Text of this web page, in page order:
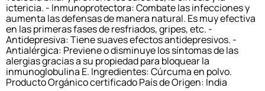
ictericia. - Inmunoprotectora: Combate las infecciones y
aumenta las defensas de manera natural. Es muy efectiva
en las primeras fases de resfriados, gripes, etc. -
Antidepresiva: Tiene suaves efectos antidepresivos. -
Antialérgica: Previene o disminuye los síntomas de las
alergias gracias a su propiedad para bloquear la
inmunoglobulina E. Ingredientes: Cúrcuma en polvo.
Producto Orgánico certificado País de Origen: India